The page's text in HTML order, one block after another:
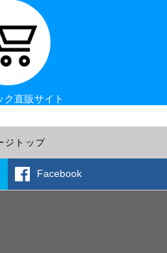
ク直販サイト
ジトップ
Facebook